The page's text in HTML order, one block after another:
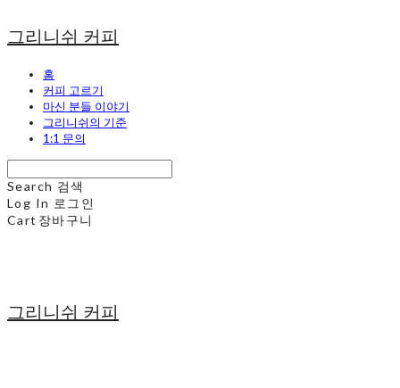
그리니쉬 커피
홈
커피 고르기
마신 분들 이야기
그리니쉬의 기준
1:1 문의
Search 검색
Log In 로그인
Cart 장바구니
그리니쉬 커피